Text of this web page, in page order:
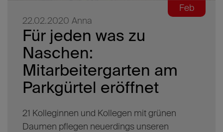
Feb
22.02.2020 Anna
Für jeden was zu
Naschen:
Mitarbeitergarten am
Parkgürtel eröffnet
21 Kolleginnen und Kollegen mit grünen
Daumen pflegen neuerdings unseren